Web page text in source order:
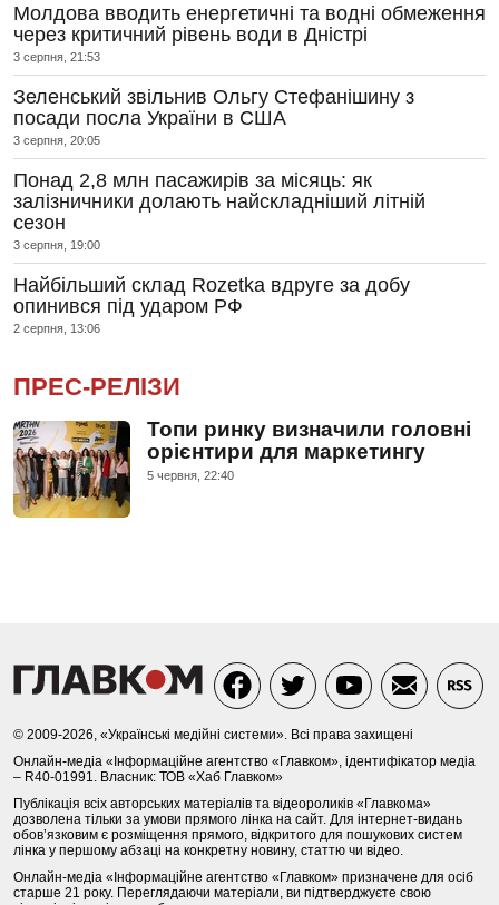
Молдова вводить енергетичні та водні обмеження
через критичний рівень води в Дністрі
3 серпня, 21:53
Зеленський звільнив Ольгу Стефанішину з
посади посла України в США
3 серпня, 20:05
Понад 2,8 млн пасажирів за місяць: як
залізничники долають найскладніший літній
сезон
3 серпня, 19:00
Найбільший склад Rozetka вдруге за добу
опинився під ударом РФ
2 серпня, 13:06
ПРЕС-РЕЛІЗИ
Топи ринку визначили головні
орієнтири для маркетингу
5 червня, 22:40
© 2009-2026, «Українські медійні системи». Всі права захищені
Онлайн-медіа «Інформаційне агентство «Главком», ідентифікатор медіа
– R40-01991. Власник: ТОВ «Хаб Главком»
Публікація всіх авторських матеріалів та відеороликів «Главкома»
дозволена тільки за умови прямого лінка на сайт. Для інтернет-видань
обов’язковим є розміщення прямого, відкритого для пошукових систем
лінка у першому абзаці на конкретну новину, статтю чи відео.
Онлайн-медіа «Інформаційне агентство «Главком» призначене для осіб
старше 21 року. Переглядаючи матеріали, ви підтверджуєте свою